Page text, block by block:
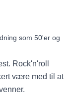
som 50'er og
Rock'n'roll
være med til at